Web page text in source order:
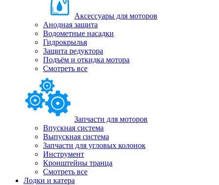
Аксессуары для моторов
Анодная защита
Водометные насадки
Гидрокрылья
Защита редуктора
Подъём и откидка мотора
Смотреть все
Запчасти для моторов
Впускная система
Выпускная система
Запчасти для угловых колонок
Инструмент
Кронштейны транца
Смотреть все
Лодки и катера